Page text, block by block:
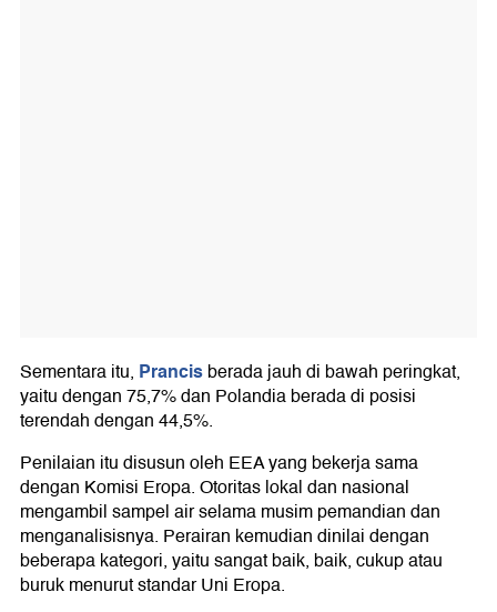
Sementara itu, Prancisberada jauh di bawah peringkat,
yaitu dengan 75,7% dan Polandia berada di posisi
terendah dengan 44,5%.
Penilaian itu disusun oleh EEA yang bekerja sama
dengan Komisi Eropa. Otoritas lokal dan nasional
mengambil sampel air selama musim pemandian dan
menganalisisnya. Perairan kemudian dinilai dengan
beberapa kategori, yaitu sangat baik, baik, cukup atau
buruk menurut standar Uni Eropa.